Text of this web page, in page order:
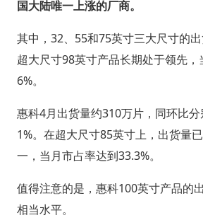
国大陆唯一上涨的厂商。
其中，32、55和75英寸三大尺寸的出
超大尺寸98英寸产品长期处于领先
6%。
惠科4月出货量约310万片，同环比
1%。在超大尺寸85英寸上，出货量
一，当月市占率达到33.3%。
值得注意的是，惠科100英寸产品的
相当水平。